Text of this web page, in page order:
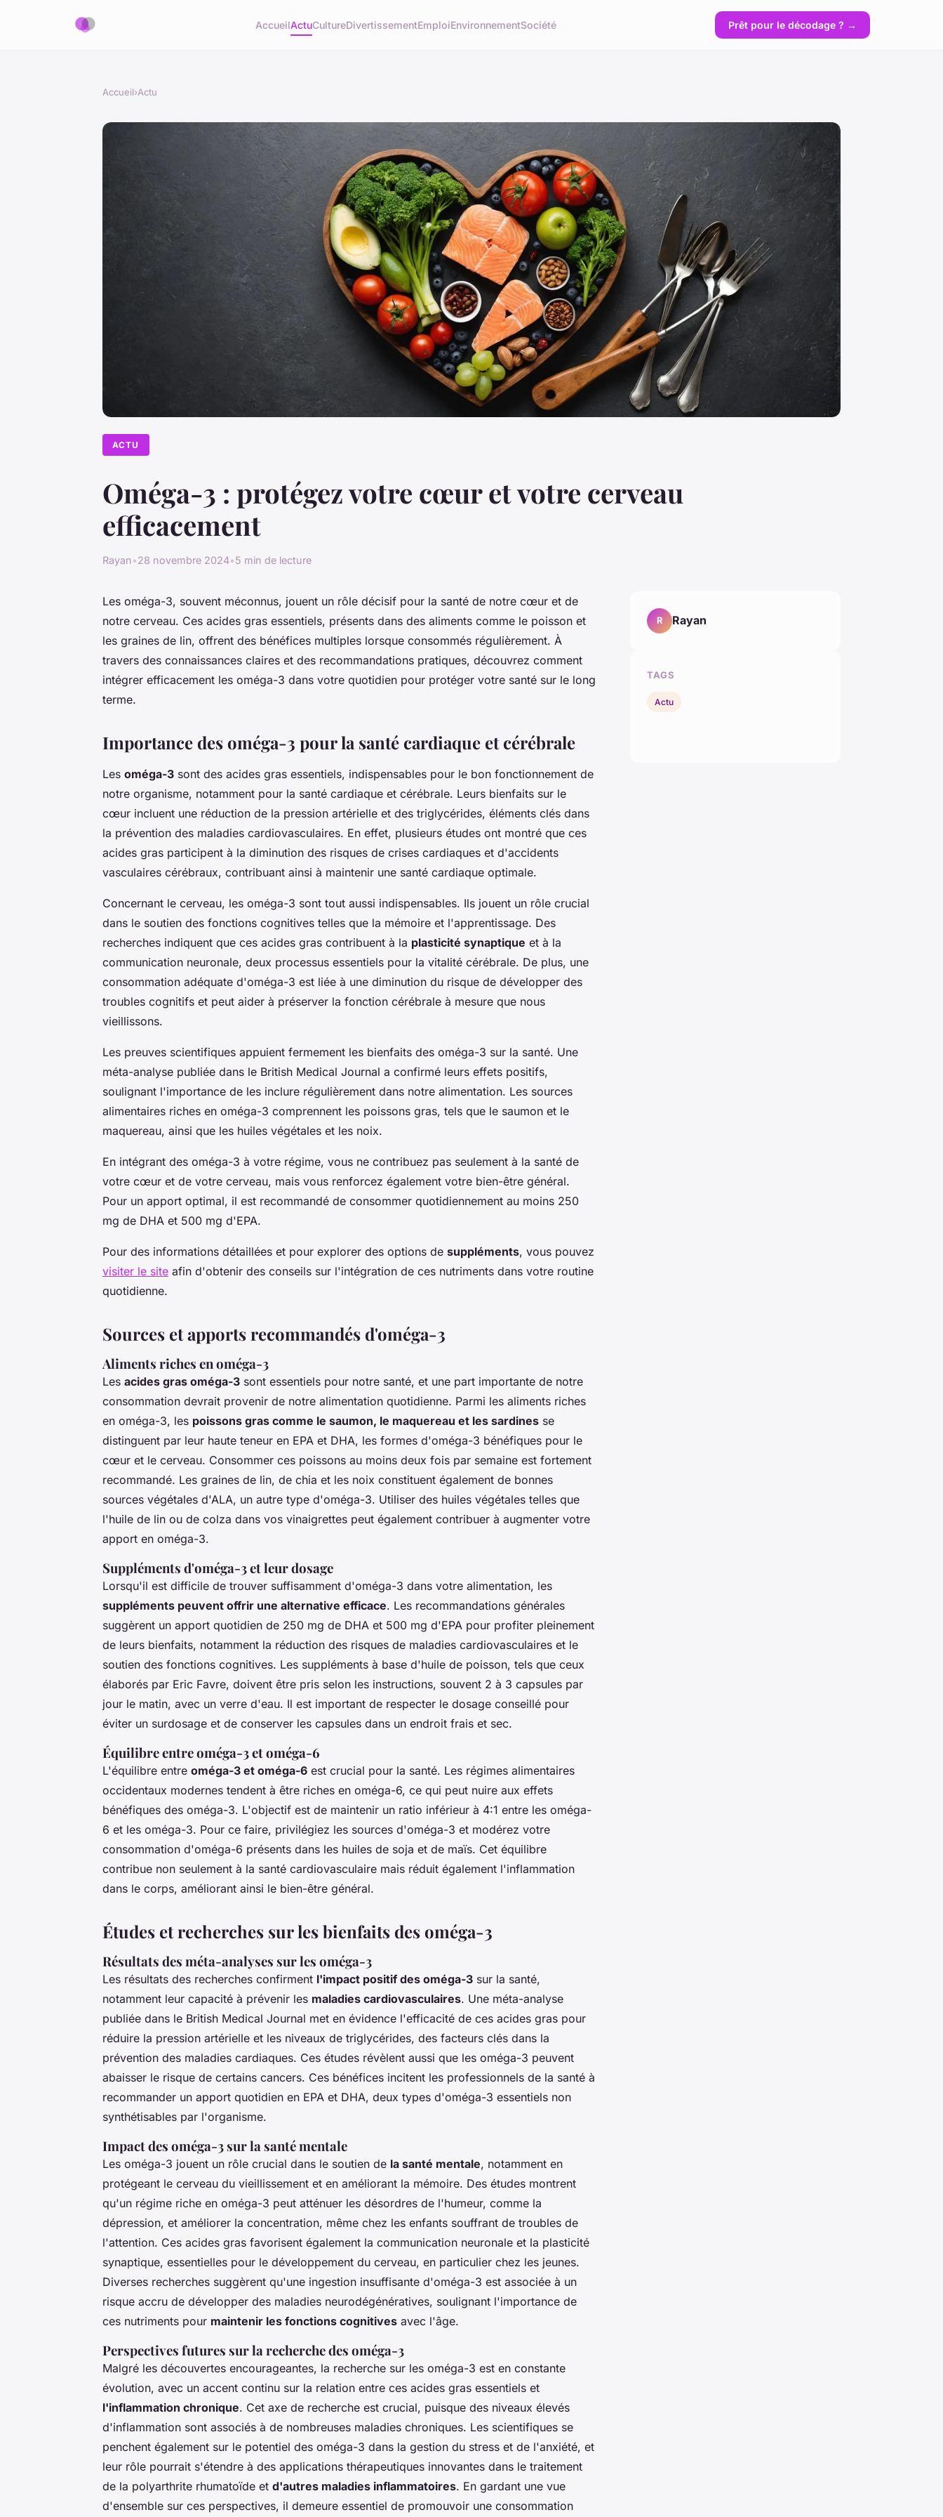
AccueilActuCultureDivertissementEmploiEnvironnementSociété Prêt pour le décodage ? →
Accueil›Actu
ACTU
Oméga-3 : protégez votre cœur et votre cerveau
efficacement
Rayan•28 novembre 2024•5 min de lecture
Les oméga-3, souvent méconnus, jouent un rôle décisif pour la santé de notre cœur et de
notre cerveau. Ces acides gras essentiels, présents dans des aliments comme le poisson et
les graines de lin, offrent des bénéfices multiples lorsque consommés régulièrement. À
travers des connaissances claires et des recommandations pratiques, découvrez comment
intégrer efficacement les oméga-3 dans votre quotidien pour protéger votre santé sur le long
terme.
Importance des oméga-3 pour la santé cardiaque et cérébrale
Les oméga-3 sont des acides gras essentiels, indispensables pour le bon fonctionnement de
notre organisme, notamment pour la santé cardiaque et cérébrale. Leurs bienfaits sur le
cœur incluent une réduction de la pression artérielle et des triglycérides, éléments clés dans
la prévention des maladies cardiovasculaires. En effet, plusieurs études ont montré que ces
acides gras participent à la diminution des risques de crises cardiaques et d'accidents
vasculaires cérébraux, contribuant ainsi à maintenir une santé cardiaque optimale.
Concernant le cerveau, les oméga-3 sont tout aussi indispensables. Ils jouent un rôle crucial
dans le soutien des fonctions cognitives telles que la mémoire et l'apprentissage. Des
recherches indiquent que ces acides gras contribuent à la plasticité synaptique et à la
communication neuronale, deux processus essentiels pour la vitalité cérébrale. De plus, une
consommation adéquate d'oméga-3 est liée à une diminution du risque de développer des
troubles cognitifs et peut aider à préserver la fonction cérébrale à mesure que nous
vieillissons.
Les preuves scientifiques appuient fermement les bienfaits des oméga-3 sur la santé. Une
méta-analyse publiée dans le British Medical Journal a confirmé leurs effets positifs,
soulignant l'importance de les inclure régulièrement dans notre alimentation. Les sources
alimentaires riches en oméga-3 comprennent les poissons gras, tels que le saumon et le
maquereau, ainsi que les huiles végétales et les noix.
En intégrant des oméga-3 à votre régime, vous ne contribuez pas seulement à la santé de
votre cœur et de votre cerveau, mais vous renforcez également votre bien-être général.
Pour un apport optimal, il est recommandé de consommer quotidiennement au moins 250
mg de DHA et 500 mg d'EPA.
Pour des informations détaillées et pour explorer des options de suppléments, vous pouvez
visiter le site afin d'obtenir des conseils sur l'intégration de ces nutriments dans votre routine
quotidienne.
Sources et apports recommandés d'oméga-3
Aliments riches en oméga-3
Les acides gras oméga-3 sont essentiels pour notre santé, et une part importante de notre
consommation devrait provenir de notre alimentation quotidienne. Parmi les aliments riches
en oméga-3, les poissons gras comme le saumon, le maquereau et les sardines se
distinguent par leur haute teneur en EPA et DHA, les formes d'oméga-3 bénéfiques pour le
cœur et le cerveau. Consommer ces poissons au moins deux fois par semaine est fortement
recommandé. Les graines de lin, de chia et les noix constituent également de bonnes
sources végétales d'ALA, un autre type d'oméga-3. Utiliser des huiles végétales telles que
l'huile de lin ou de colza dans vos vinaigrettes peut également contribuer à augmenter votre
apport en oméga-3.
Suppléments d'oméga-3 et leur dosage
Lorsqu'il est difficile de trouver suffisamment d'oméga-3 dans votre alimentation, les
suppléments peuvent offrir une alternative efficace. Les recommandations générales
suggèrent un apport quotidien de 250 mg de DHA et 500 mg d'EPA pour profiter pleinement
de leurs bienfaits, notamment la réduction des risques de maladies cardiovasculaires et le
soutien des fonctions cognitives. Les suppléments à base d'huile de poisson, tels que ceux
élaborés par Eric Favre, doivent être pris selon les instructions, souvent 2 à 3 capsules par
jour le matin, avec un verre d'eau. Il est important de respecter le dosage conseillé pour
éviter un surdosage et de conserver les capsules dans un endroit frais et sec.
Équilibre entre oméga-3 et oméga-6
L'équilibre entre oméga-3 et oméga-6 est crucial pour la santé. Les régimes alimentaires
occidentaux modernes tendent à être riches en oméga-6, ce qui peut nuire aux effets
bénéfiques des oméga-3. L'objectif est de maintenir un ratio inférieur à 4:1 entre les oméga-
6 et les oméga-3. Pour ce faire, privilégiez les sources d'oméga-3 et modérez votre
consommation d'oméga-6 présents dans les huiles de soja et de maïs. Cet équilibre
contribue non seulement à la santé cardiovasculaire mais réduit également l'inflammation
dans le corps, améliorant ainsi le bien-être général.
Études et recherches sur les bienfaits des oméga-3
Résultats des méta-analyses sur les oméga-3
Les résultats des recherches confirment l'impact positif des oméga-3 sur la santé,
notamment leur capacité à prévenir les maladies cardiovasculaires. Une méta-analyse
publiée dans le British Medical Journal met en évidence l'efficacité de ces acides gras pour
réduire la pression artérielle et les niveaux de triglycérides, des facteurs clés dans la
prévention des maladies cardiaques. Ces études révèlent aussi que les oméga-3 peuvent
abaisser le risque de certains cancers. Ces bénéfices incitent les professionnels de la santé à
recommander un apport quotidien en EPA et DHA, deux types d'oméga-3 essentiels non
synthétisables par l'organisme.
Impact des oméga-3 sur la santé mentale
Les oméga-3 jouent un rôle crucial dans le soutien de la santé mentale, notamment en
protégeant le cerveau du vieillissement et en améliorant la mémoire. Des études montrent
qu'un régime riche en oméga-3 peut atténuer les désordres de l'humeur, comme la
dépression, et améliorer la concentration, même chez les enfants souffrant de troubles de
l'attention. Ces acides gras favorisent également la communication neuronale et la plasticité
synaptique, essentielles pour le développement du cerveau, en particulier chez les jeunes.
Diverses recherches suggèrent qu'une ingestion insuffisante d'oméga-3 est associée à un
risque accru de développer des maladies neurodégénératives, soulignant l'importance de
ces nutriments pour maintenir les fonctions cognitives avec l'âge.
Perspectives futures sur la recherche des oméga-3
Malgré les découvertes encourageantes, la recherche sur les oméga-3 est en constante
évolution, avec un accent continu sur la relation entre ces acides gras essentiels et
l'inflammation chronique. Cet axe de recherche est crucial, puisque des niveaux élevés
d'inflammation sont associés à de nombreuses maladies chroniques. Les scientifiques se
penchent également sur le potentiel des oméga-3 dans la gestion du stress et de l'anxiété, et
leur rôle pourrait s'étendre à des applications thérapeutiques innovantes dans le traitement
de la polyarthrite rhumatoïde et d'autres maladies inflammatoires. En gardant une vue
d'ensemble sur ces perspectives, il demeure essentiel de promouvoir une consommation
R Rayan
TAGS
Actu